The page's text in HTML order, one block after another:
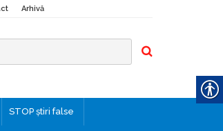
Arhivă
STOP știri false